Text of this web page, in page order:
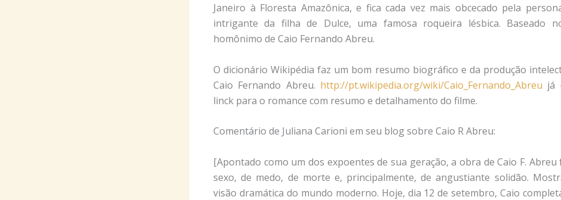
Janeiro à Floresta Amazônica, e fica cada vez mais obcecado pela
intrigante da filha de Dulce, uma famosa roqueira lésbica. Baseado
homônimo de Caio Fernando Abreu.
O dicionário Wikipédia faz um bom resumo biográfico e da produção
Caio Fernando Abreu. http://pt.wikipedia.org/wiki/Caio_Fernando_Abreu já
linck para o romance com resumo e detalhamento do filme.
Comentário de Juliana Carioni em seu blog sobre Caio R Abreu:
[Apontado como um dos expoentes de sua geração, a obra de Caio F. Abreu
sexo, de medo, de morte e, principalmente, de angustiante solidão.
visão dramática do mundo moderno. Hoje, dia 12 de setembro, Caio